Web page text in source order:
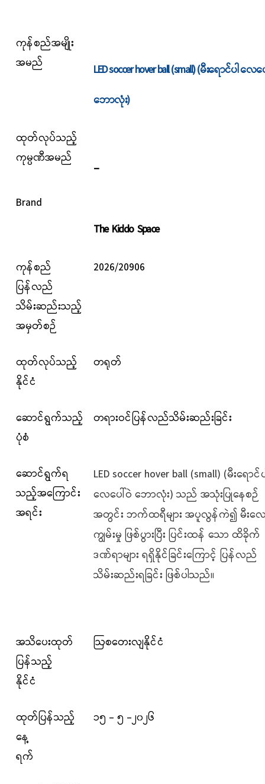
ကုန်စည်အမျိုး
အမည်
LED soccer hover ball (small) (မီးရောင်ပါ လေ
ဘောလုံး)
ထုတ်လုပ်သည့်
ကုမ္ပဏီအမည်
_
Brand
The Kiddo Space
ကုန်စည်
ပြန်လည်
သိမ်းဆည်းသည့်
အမှတ်စဉ်
2026/20906
ထုတ်လုပ်သည့်
နိုင်ငံ
တရုတ်
ဆောင်ရွက်သည့်
ပုံစံ
တရားဝင်ပြန်လည်သိမ်းဆည်းခြင်း
ဆောင်ရွက်ရ
သည့်အကြောင်း
အရင်း
LED soccer hover ball (small) (မီးရောင်
လေပေါ်ဝဲ ဘောလုံး) သည် အသုံးပြုနေစဉ်
အတွင်း ဘက်ထရီများ အပူလွန်ကဲ၍ မီးလ
ကျွမ်းမှု ဖြစ်ပွားပြီး ပြင်းထန် သော ထိခိုက်
ဒဏ်ရာများ ရရှိနိုင်ခြင်းကြောင့် ပြန်လည်
သိမ်းဆည်းရခြင်း ဖြစ်ပါသည်။
အသိပေးထုတ်
ပြန်သည့်
နိုင်ငံ
ဩစတေးလျနိုင်ငံ
ထုတ်ပြန်သည့်
နေ့
ရက်
၁၅ - ၅ -၂၀၂၆